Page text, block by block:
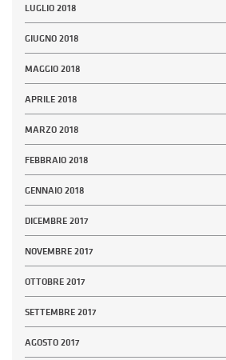
LUGLIO 2018
GIUGNO 2018
MAGGIO 2018
APRILE 2018
MARZO 2018
FEBBRAIO 2018
GENNAIO 2018
DICEMBRE 2017
NOVEMBRE 2017
OTTOBRE 2017
SETTEMBRE 2017
AGOSTO 2017